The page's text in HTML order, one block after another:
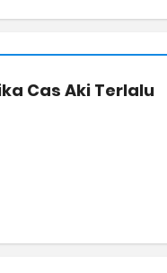
Cas Aki Terlalu